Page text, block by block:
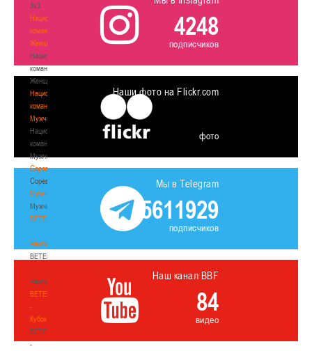
3х3
Национальная
команда.
Женщины
Национальная
команда.
Женщины
Национальная
команда.
Мужчины
Национальная
команда.
Мужчины
Соревнования
Соревнования
Мужчины
Мужчины
BETERA
-
Чемпионат
BETERA
-
Чемпионат
BETERA
-
Кубок
BETERA
-
4248
подписчиков
Наши фото на Flickr.com
фото
Мы в Telegram
5611929
подписчиков
Наш канал BBF
84
видео